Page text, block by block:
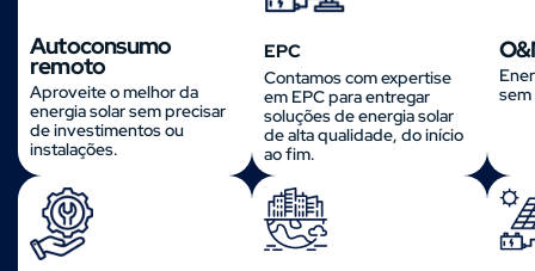
Autoconsumo
remoto
Aproveite o melhor da
energia solar sem precisar
de investimentos ou
instalações.
EPC
Contamos com expertise
em EPC para entregar
soluções de energia solar
de alta qualidade, do início
ao fim.
sem